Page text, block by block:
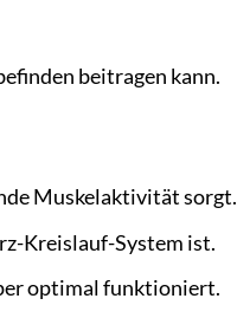
beitragen kann.
Muskelaktivität sorgt.
Kreislauf-System ist.
optimal funktioniert.